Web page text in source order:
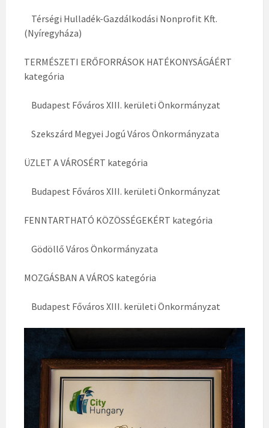
Térségi Hulladék-Gazdálkodási Nonprofit Kft.
(Nyíregyháza)
TERMÉSZETI ERŐFORRÁSOK HATÉKONYSÁGÁÉRT
kategória
Budapest Főváros XIII. kerületi Önkormányzat
Szekszárd Megyei Jogú Város Önkormányzata
ÜZLET A VÁROSÉRT kategória
Budapest Főváros XIII. kerületi Önkormányzat
FENNTARTHATÓ KÖZÖSSÉGEKÉRT kategória
Gödöllő Város Önkormányzata
MOZGÁSBAN A VÁROS kategória
Budapest Főváros XIII. kerületi Önkormányzat